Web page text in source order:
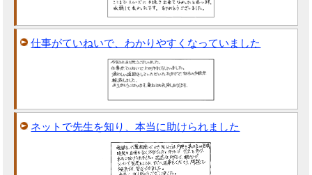
仕事がていねいで、わかりやすくなっていました
ネットで先生を知り、本当に助けられました